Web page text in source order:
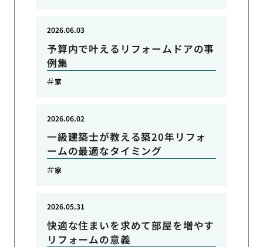
予算内で叶えるリフォームドアの事
例集
2026.06.03
家
一級建築士が教える築20年リフォ
ームの最適なタイミング
2026.06.02
家
快適な住まいを求めて部屋を増やす
リフォームの意義
2026.05.31